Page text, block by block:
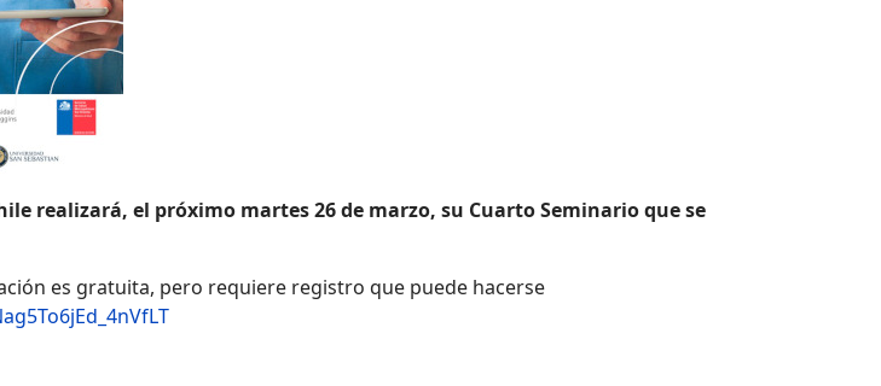
realizará, el próximo martes 26 de marzo, su Cuarto Seminario que se
es gratuita, pero requiere registro que puede hacerse